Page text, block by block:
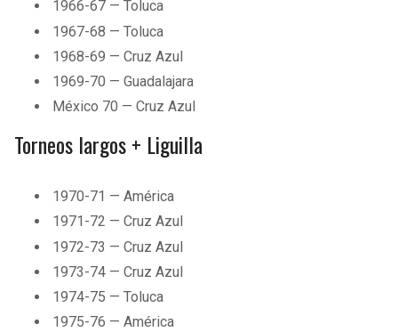
1966-67 — Toluca
1967-68 — Toluca
1968-69 — Cruz Azul
1969-70 — Guadalajara
México 70 — Cruz Azul
Torneos largos + Liguilla
1970-71 — América
1971-72 — Cruz Azul
1972-73 — Cruz Azul
1973-74 — Cruz Azul
1974-75 — Toluca
1975-76 — América